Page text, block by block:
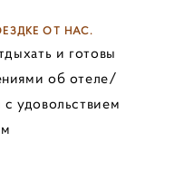
ОТ НАС.
и готовы
об отеле/
удовольствием